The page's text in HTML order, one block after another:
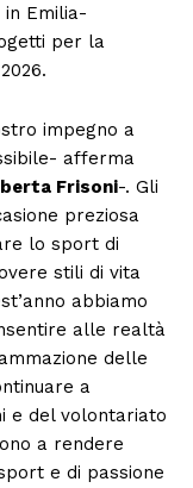
in Emilia-
per la
impegno a
afferma
Frisoni-. Gli
preziosa
lo sport di
stili di vita
abbiamo
alle realtà
delle
a
e del volontariato
a rendere
e di passione